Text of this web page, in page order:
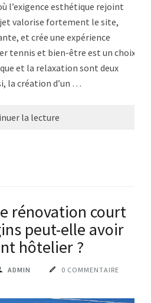
l’exigence esthétique rejoint
valorise fortement le site,
et crée une expérience
tennis et bien-être est un choix
et la relaxation sont deux
la création d’un …
la lecture
rénovation court
peut-elle avoir
hôtelier ?
ADMIN 0 COMMENTAIRE